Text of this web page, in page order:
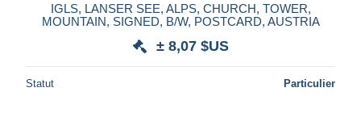
IGLS, LANSER SEE, ALPS, CHURCH, TOWER,
MOUNTAIN, SIGNED, B/W, POSTCARD, AUSTRIA
± 8,07 $US
Statut Particulier